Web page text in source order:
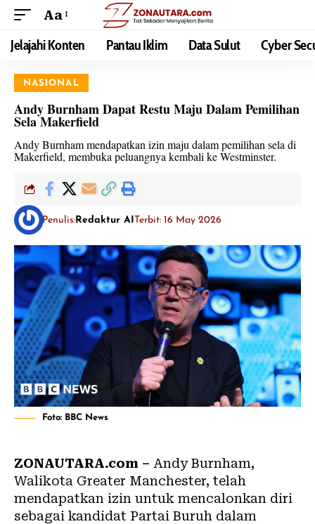
Aa
Jelajahi Konten Pantau Iklim Data Sulut Cyber
NASIONAL
Andy Burnham Dapat Restu Maju Dalam Pemilihan
Sela Makerfield
Andy Burnham mendapatkan izin maju dalam pemilihan sela di
Makerfield, membuka peluangnya kembali ke Westminster.
Penulis: Redaktur AITerbit: 16 May 2026
Foto: BBC News
ZONAUTARA.com – Andy Burnham,
Walikota Greater Manchester, telah
mendapatkan izin untuk mencalonkan diri
sebagai kandidat Partai Buruh dalam